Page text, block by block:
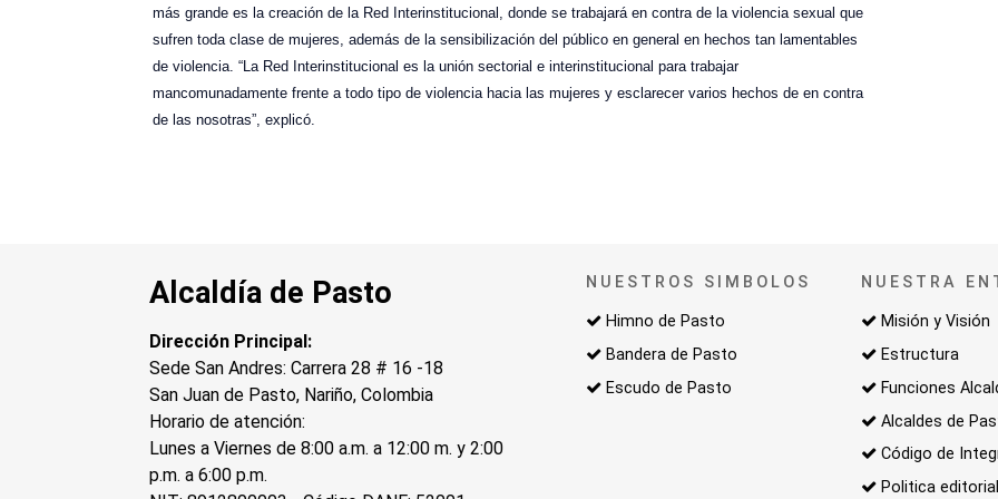
más grande es la creación de la Red Interinstitucional, donde se trabajará en contra de la violencia sexual que
sufren toda clase de mujeres, además de la sensibilización del público en general en hechos tan lamentables
de violencia. “La Red Interinstitucional es la unión sectorial e interinstitucional para trabajar
mancomunadamente frente a todo tipo de violencia hacia las mujeres y esclarecer varios hechos de en contra
de las nosotras”, explicó.
Alcaldía de Pasto
Dirección Principal:
Sede San Andres: Carrera 28 # 16 -18
San Juan de Pasto, Nariño, Colombia
Horario de atención:
Lunes a Viernes de 8:00 a.m. a 12:00 m. y 2:00
p.m. a 6:00 p.m.
NUESTROS SIMBOLOS
Himno de Pasto
Bandera de Pasto
Escudo de Pasto
NUESTRA
Misión y Visión
Estructura
Funciones
Alcaldes de
Código de
Politica editorial